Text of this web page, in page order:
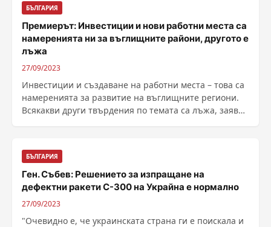
БЪЛГАРИЯ
Премиерът: Инвестиции и нови работни места са
намеренията ни за въглищните райони, другото е
лъжа
27/09/2023
Инвестиции и създаване на работни места – това са
намеренията за развитие на въглищните региони.
Всякакви други твърдения по темата са лъжа, заяви
БЪЛГАРИЯ
Ген. Събев: Решението за изпращане на
дефектни ракети С-300 на Украйна е нормално
27/09/2023
"Очевидно е, че украинската страна ги е поискала и